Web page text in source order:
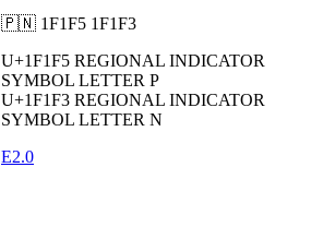
🇵🇳 1F1F5 1F1F3
U+1F1F5 REGIONAL INDICATOR
SYMBOL LETTER P
U+1F1F3 REGIONAL INDICATOR
SYMBOL LETTER N
E2.0